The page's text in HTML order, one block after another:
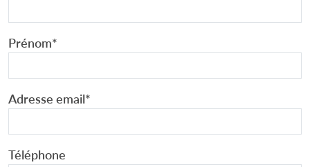
Prénom*
Adresse email*
Téléphone